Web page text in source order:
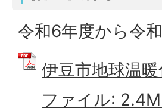
令和6年度から令
伊豆市地球温
ファイル: